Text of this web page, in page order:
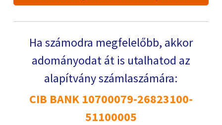
Ha számodra megfelelőbb, akkor
adományodat át is utalhatod az
alapítvány számlaszámára:
CIB BANK 10700079-26823100-
51100005